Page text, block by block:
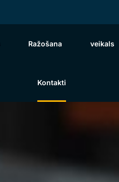
Ražošana veikals
Kontakti